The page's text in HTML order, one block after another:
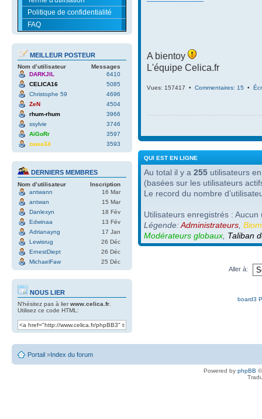
Politique de confidentialité
FAQ
MEILLEUR POSTEUR
Nom d’utilisateur
Messages
DARKJIL
6410
CELICA16
5085
Christophe 59
4696
ZeN
4504
rhum-rhum
3966
ssylvie
3746
AïGoRr
3597
zawa34
3593
DERNIERS MEMBRES
Nom d’utilisateur
Inscription
antwann
16 Mar
antwan
15 Mar
Danlexyn
18 Fév
Edwinaa
13 Fév
Adrianayng
17 Jan
Lewisrug
26 Déc
ErnestDiept
26 Déc
MichaelFaw
25 Déc
NOUS LIER
N'hésitez pas à lierwww.celica.fr
Utilisez ce code HTML:
A bientoy
L'équipe Celica.fr
Vues: 157417 • Commentaires: 15 •
QUI EST EN LIGNE
Au total il y a 255 utilisateurs
(basées sur les utilisateurs
Le record du nombre
Utilisateurs enregistrés :
Légende:Administrateurs
Modérateurs globaux Taliban
Aller à:
board3
Portail »Index du forum
Powered by phpBB